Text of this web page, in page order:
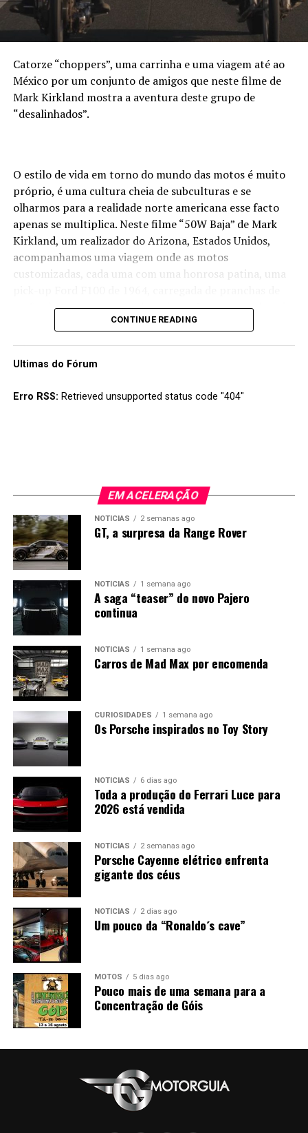
Catorze “choppers”, uma carrinha e uma viagem até ao
México por um conjunto de amigos que neste filme de
Mark Kirkland mostra a aventura deste grupo de
“desalinhados”.
O estilo de vida em torno do mundo das motos é muito
próprio, é uma cultura cheia de subculturas e se
olharmos para a realidade norte americana esse facto
apenas se multiplica. Neste filme “50W Baja” de Mark
Kirkland, um realizador do Arizona, Estados Unidos,
acompanhamos uma viagem onde as motos
customizadas, cada uma com uma honrosa patina, uma
surf e skates e um grupo de amigos vão rumo a sul, mais
precisamente até ao México:CONTINUE READING
Ultimas do Fórum
Erro RSS: Retrieved unsupported status code "404"
EM ACELERAÇÃO
NOTÍCIAS 2 semanas ago
GT, a surpresa da Range Rover
NOTÍCIAS 1 semana ago
A saga “teaser” do novo Pajero
continua
NOTÍCIAS 1 semana ago
Carros de Mad Max por encomenda
CURIOSIDADES 1 semana ago
Os Porsche inspirados no Toy Story
NOTÍCIAS 6 dias ago
Toda a produção do Ferrari Luce para
2026 está vendida
NOTÍCIAS 2 semanas ago
Porsche Cayenne elétrico enfrenta
gigante dos céus
NOTÍCIAS 2 dias ago
Um pouco da “Ronaldo´s cave”
MOTOS 5 dias ago
Pouco mais de uma semana para a
Concentração de Góis